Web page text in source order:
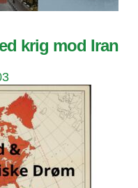
krig mod Iran